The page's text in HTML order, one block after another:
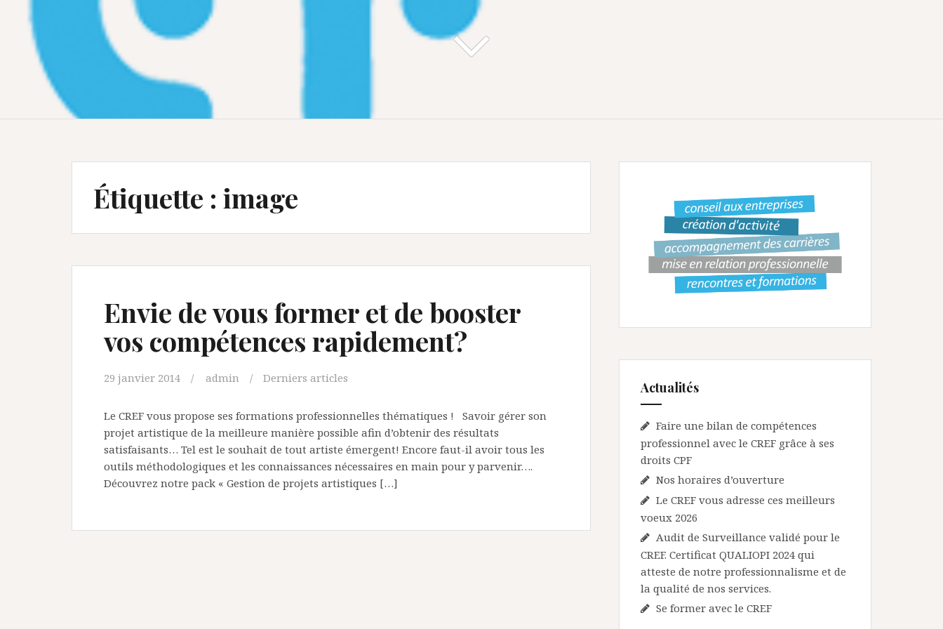
Étiquette : image
Envie de vous former et de booster
vos compétences rapidement?
29 janvier 2014 admin Derniers articles
Le CREF vous propose ses formations professionnelles thématiques ! Savoir gérer son
projet artistique de la meilleure manière possible afin d’obtenir des résultats
satisfaisants… Tel est le souhait de tout artiste émergent! Encore faut-il avoir tous les
outils méthodologiques et les connaissances nécessaires en main pour y parvenir….
Découvrez notre pack « Gestion de projets artistiques […]
Actualités
Faire une bilan de compétences
professionnel avec le CREF grâce à ses
droits CPF
Nos horaires d’ouverture
Le CREF vous adresse ces meilleurs
voeux 2026
Audit de Surveillance validé pour le
CREF. Certificat QUALIOPI 2024 qui
atteste de notre professionnalisme et de
la qualité de nos services.
Se former avec le CREF